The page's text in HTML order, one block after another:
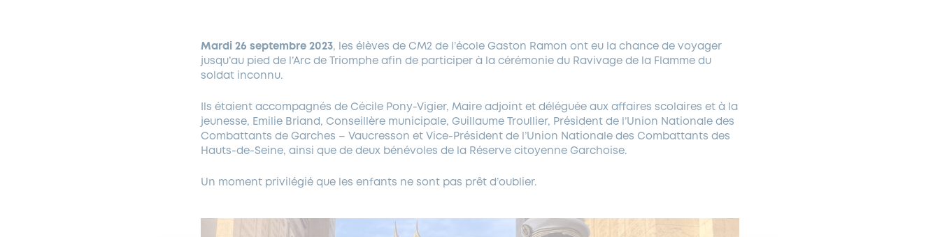
Mardi 26 septembre 2023, les élèves de CM2 de l’école Gaston Ramon ont eu la chance de voyager
jusqu’au pied de l’Arc de Triomphe afin de participer à la cérémonie du Ravivage de la Flamme du
soldat inconnu.
Ils étaient accompagnés de Cécile Pony-Vigier, Maire adjoint et déléguée aux affaires scolaires et à la
jeunesse, Emilie Briand, Conseillère municipale, Guillaume Troullier, Président de l’Union Nationale des
Combattants de Garches – Vaucresson et Vice-Président de l’Union Nationale des Combattants des
Hauts-de-Seine, ainsi que de deux bénévoles de la Réserve citoyenne Garchoise.
Un moment privilégié que les enfants ne sont pas prêt d’oublier.